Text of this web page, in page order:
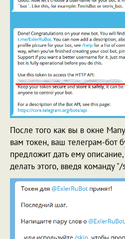
После того как вы в окне
вам токен, ваш телеграм-бот
предложит дать ему
делать этого, введя команду "/